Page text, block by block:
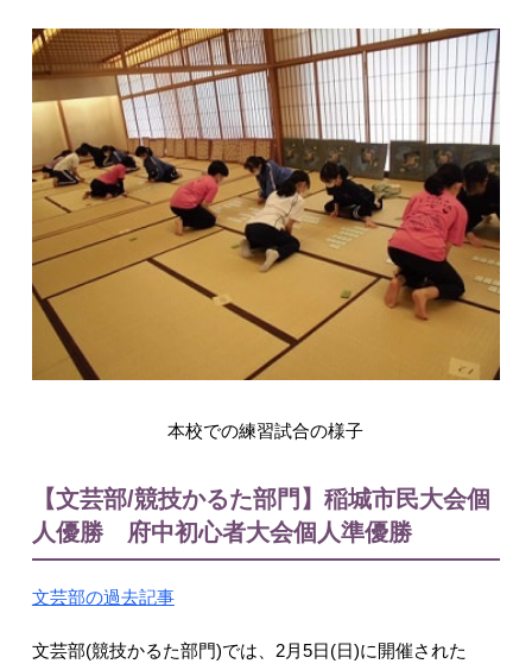
English
本校での練習試合の様子
【文芸部/競技かるた部門】稲城市民大会個
人優勝 府中初心者大会個人準優勝
文芸部の過去記事
文芸部(競技かるた部門)では、2月5日(日)に開催された